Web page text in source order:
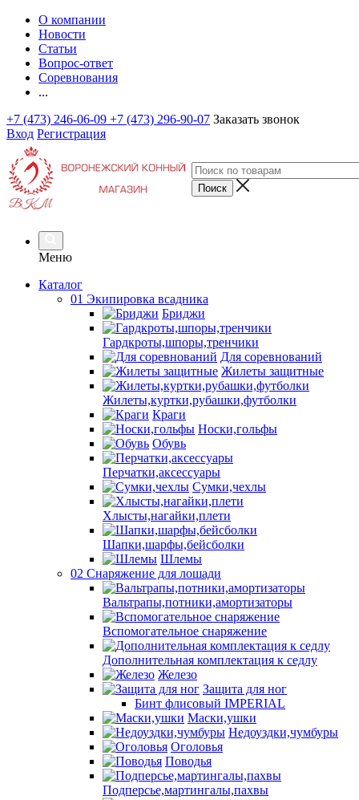
О компании
Новости
Статьи
Вопрос-ответ
Соревнования
...
+7 (473) 246-06-09 +7 (473) 296-90-07 Заказать звонок
Вход Регистрация
Меню
Каталог
01 Экипировка всадника
Бриджи
Гардкроты,шпоры,тренчики
Для соревнований
Жилеты защитные
Жилеты,куртки,рубашки,футболки
Краги
Носки,гольфы
Обувь
Перчатки,аксессуары
Сумки,чехлы
Хлысты,нагайки,плети
Шапки,шарфы,бейсболки
Шлемы
02 Снаряжение для лошади
Вальтрапы,потники,амортизаторы
Вспомогательное снаряжение
Дополнительная комплектация к седлу
Железо
Защита для ног
Бинт флисовый IMPERIAL
Маски,ушки
Недоуздки,чумбуры
Оголовья
Поводья
Подперсье,мартингалы,пахвы